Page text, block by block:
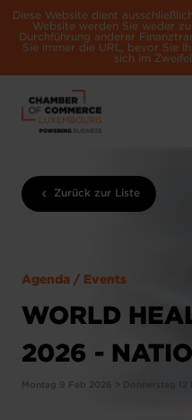
Diese Website dient
Website werden Sie weder
Durchführung anderer
Sie immer die URL, bevor Sie
sich im
Zurück zur Liste
Agenda / Events
WORLD
2026 -
Montag 9 Feb 2026 > Donnerstag 12